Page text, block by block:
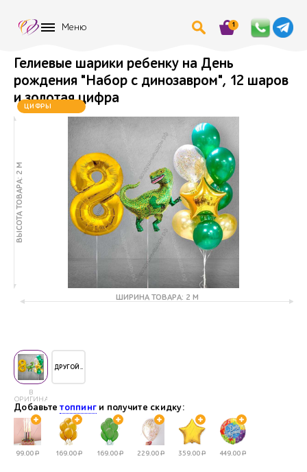
Меню 1
Гелиевые шарики ребенку на День
рождения "Набор с динозавром", 12 шаров
и золотая цифра
ЦИФРЫ
ВЫСОТА ТОВАРА: 2 М
ШИРИНА ТОВАРА: 2 М
В
ОРИГИНАЛЕ
ДРУГОЙ..
Добавьтетоппинг и получите скидку:
99.00Р 169.00Р 169.00Р 229.00Р 359.00Р 449.00Р